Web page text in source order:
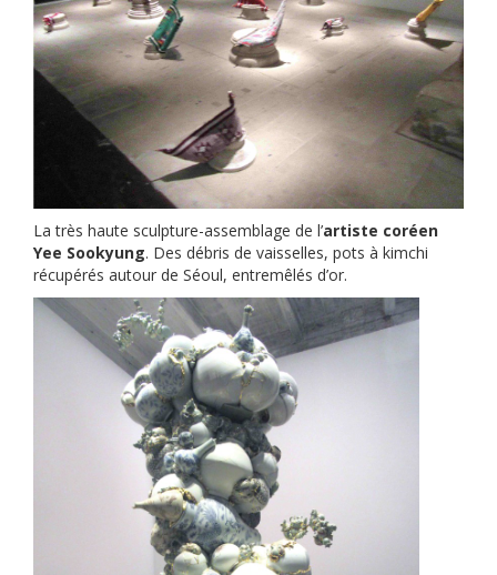
La très haute sculpture-assemblage de l’artiste coréen
Yee Sookyung. Des débris de vaisselles, pots à kimchi
récupérés autour de Séoul, entremêlés d’or.